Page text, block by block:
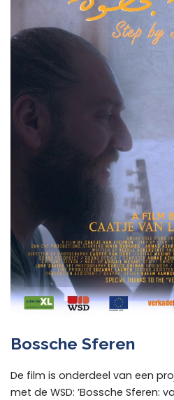
Bossche Sferen
De film is onderdeel van een
met de WSD: ’Bossche Sferen: